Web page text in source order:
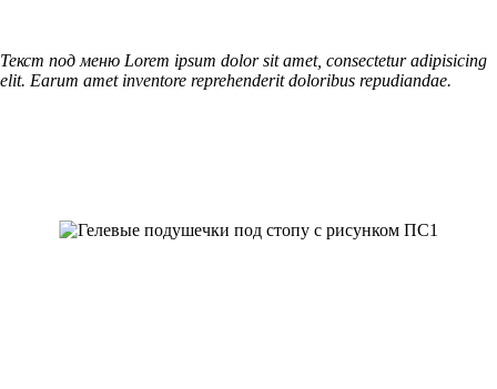
Текст под меню Lorem ipsum dolor sit amet, consectetur adipisicing
elit. Earum amet inventore reprehenderit doloribus repudiandae.